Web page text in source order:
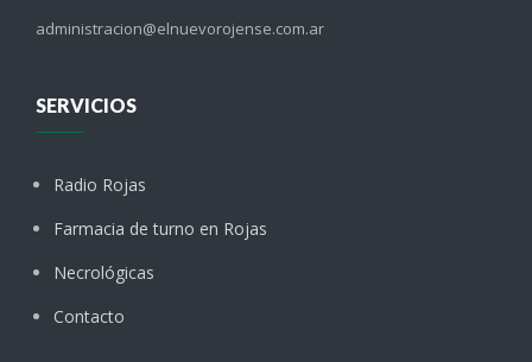
administracion@elnuevorojense.com.ar
SERVICIOS
Radio Rojas
Farmacia de turno en Rojas
Necrológicas
Contacto